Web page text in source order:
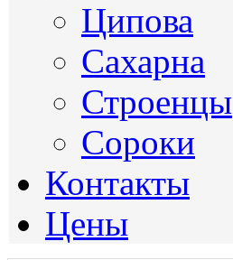
Ципова
Сахарна
Строенцы
Сороки
Контакты
Цены